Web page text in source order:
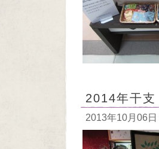
2014年干支
2013年10月06日